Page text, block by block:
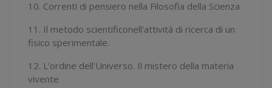
10. Correnti di pensiero nella Filosofia della Scienza
11. Il metodo scientificonell'attività di ricerca di un
fisico sperimentale.
12. L'ordine dell'Universo. Il mistero della materia
vivente